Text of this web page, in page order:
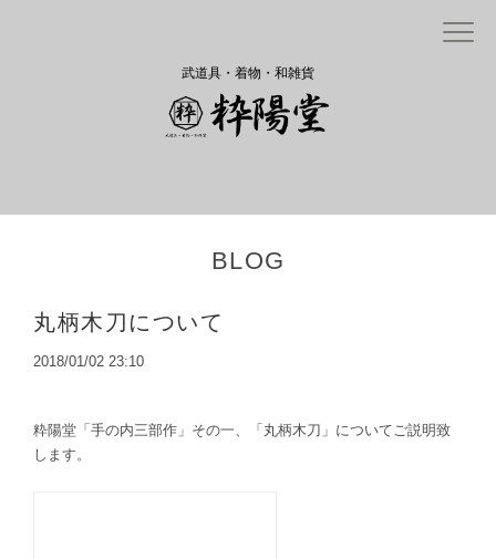
武道具・着物・和雑貨
BLOG
丸柄木刀について
2018/01/02 23:10
粋陽堂「手の内三部作」その一、「丸柄木刀」についてご説明致
します。